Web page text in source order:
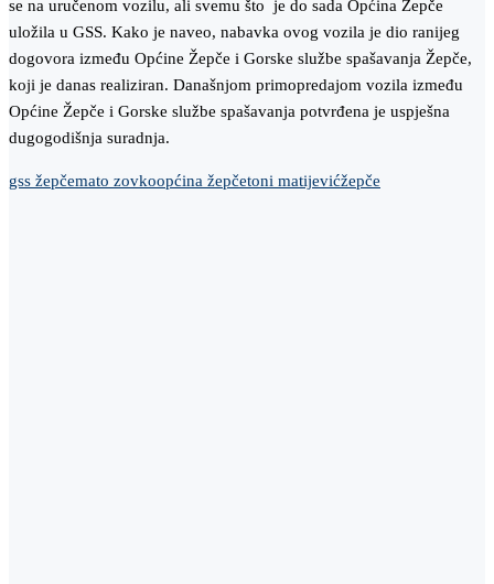
se na uručenom vozilu, ali svemu što je do sada Općina Žepče
uložila u GSS. Kako je naveo, nabavka ovog vozila je dio ranijeg
dogovora između Općine Žepče i Gorske službe spašavanja Žepče,
koji je danas realiziran. Današnjom primopredajom vozila između
Općine Žepče i Gorske službe spašavanja potvrđena je uspješna
dugogodišnja suradnja.
gss žepčemato zovkoopćina žepčetoni matijevićžepče